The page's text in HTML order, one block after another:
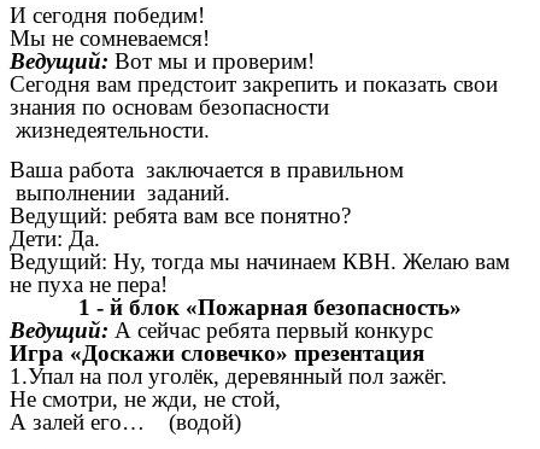
И сегодня победим!
Мы не сомневаемся!
Ведущий: Вот мы и проверим!
Сегодня вам предстоит закрепить и показать свои
знания по основам безопасности
жизнедеятельности.
Ваша работа заключается в правильном
выполнении заданий.
Ведущий: ребята вам все понятно?
Дети: Да.
Ведущий: Ну, тогда мы начинаем КВН. Желаю вам
не пуха не пера!
1 - й блок «Пожарная безопасность»
Ведущий: А сейчас ребята первый конкурс
Игра «Доскажи словечко» презентация
1.Упал на пол уголёк, деревянный пол зажёг.
Не смотри, не жди, не стой,
А залей его… (водой)